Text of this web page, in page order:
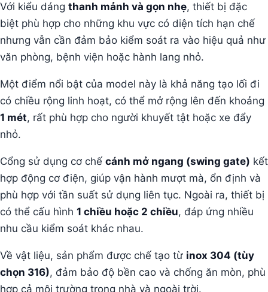
Với kiểu dáng thanh mảnh và gọn nhẹ, thiết bị đặc
biệt phù hợp cho những khu vực có diện tích hạn chế
nhưng vẫn cần đảm bảo kiểm soát ra vào hiệu quả như
văn phòng, bệnh viện hoặc hành lang nhỏ.
Một điểm nổi bật của model này là khả năng tạo lối đi
có chiều rộng linh hoạt, có thể mở rộng lên đến khoảng
1 mét, rất phù hợp cho người khuyết tật hoặc xe đẩy
nhỏ.
Cổng sử dụng cơ chế cánh mở ngang (swing gate) kết
hợp động cơ điện, giúp vận hành mượt mà, ổn định và
phù hợp với tần suất sử dụng liên tục. Ngoài ra, thiết bị
có thể cấu hình 1 chiều hoặc 2 chiều, đáp ứng nhiều
nhu cầu kiểm soát khác nhau.
Về vật liệu, sản phẩm được chế tạo từ inox 304 (tùy
chọn 316), đảm bảo độ bền cao và chống ăn mòn, phù
hợp cả môi trường trong nhà và ngoài trời.